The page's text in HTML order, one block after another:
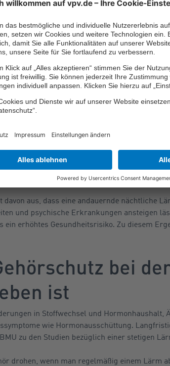
Herzkrankheiten, einschließlich
die nachts vor ihrem Schlafzimmerfenster
so hohes Risiko, wegen Bluthochdruck in
lag“, so die DGUV.
kann zu laut sein
ab 25 Dezibel (A) (dB(A)) können zu
Naturschutz und nukleare Sicherheit
spielt.
mehr als ein idyllischer Wildbach in der
der geringen Lautstärke zu
des Lärms.
davon aus, dass eine andauernde nächtliche
und psychische Erkrankungen ansteigen
ein erhöhtes Gesundheitsrisiko. Zu diesem
bei
ist
in Stoffwechsel und
wie Hormonausschüttung.
zu den Studien bezüglich einer stetigen
drohen, wenn man regelmäßig einem Lärm